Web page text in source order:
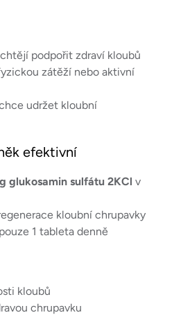
podpořit zdraví kloubů
zátěží nebo aktivní
udržet kloubní
efektivní
glukosamin sulfátu 2KCl v
kloubní chrupavky
1 tableta denně
kloubů
chrupavku